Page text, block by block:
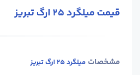
قیمت میلگرد 25 ارگ تبریز
مشخصات میلگرد 25 ارگ تبریز